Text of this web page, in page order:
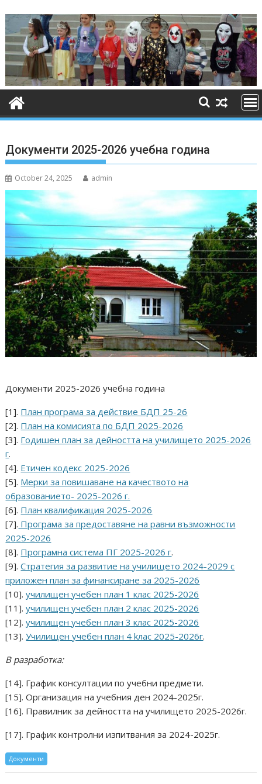
to
content
Документи 2025-2026 учебна година
October 24, 2025 admin
Документи 2025-2026 учебна година
[1]. План програма за действие БДП 25-26
[2]. План на комисията по БДП 2025-2026
[3]. Годишен план за дейността на училището 2025-2026
г.
[4]. Етичен кодекс 2025-2026
[5]. Мерки за повишаване на качеството на
образованието- 2025-2026 г.
[6]. План квалификация 2025-2026
[7]. Програма за предоставяне на равни възможности
2025-2026
[8]. Програмна система ПГ 2025-2026 г.
[9].Стратегия за развитие на училището 2024-2029 с
приложен план за финансиране за 2025-2026
[10].училищен учебен план 1 клас 2025-2026
[11].училищен учебен план 2 клас 2025-2026
[12].училищен учебен план 3 клас 2025-2026
[13].Училищен учебен план 4 kлас 2025-2026г.
В разработка:
[14]. График консултации по учебни предмети.
[15]. Организация на учебния ден 2024-2025г.
[16]. Правилник за дейността на училището 2025-2026г.
[17]. График контролни изпитвания за 2024-2025г.
Документи